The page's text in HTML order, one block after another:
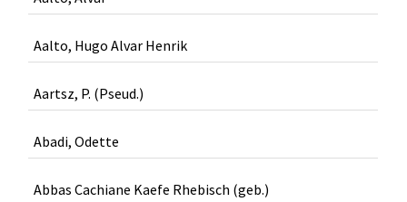
Aalto, Hugo Alvar Henrik
Aartsz, P. (Pseud.)
Abadi, Odette
Abbas Cachiane Kaefe Rhebisch (geb.)